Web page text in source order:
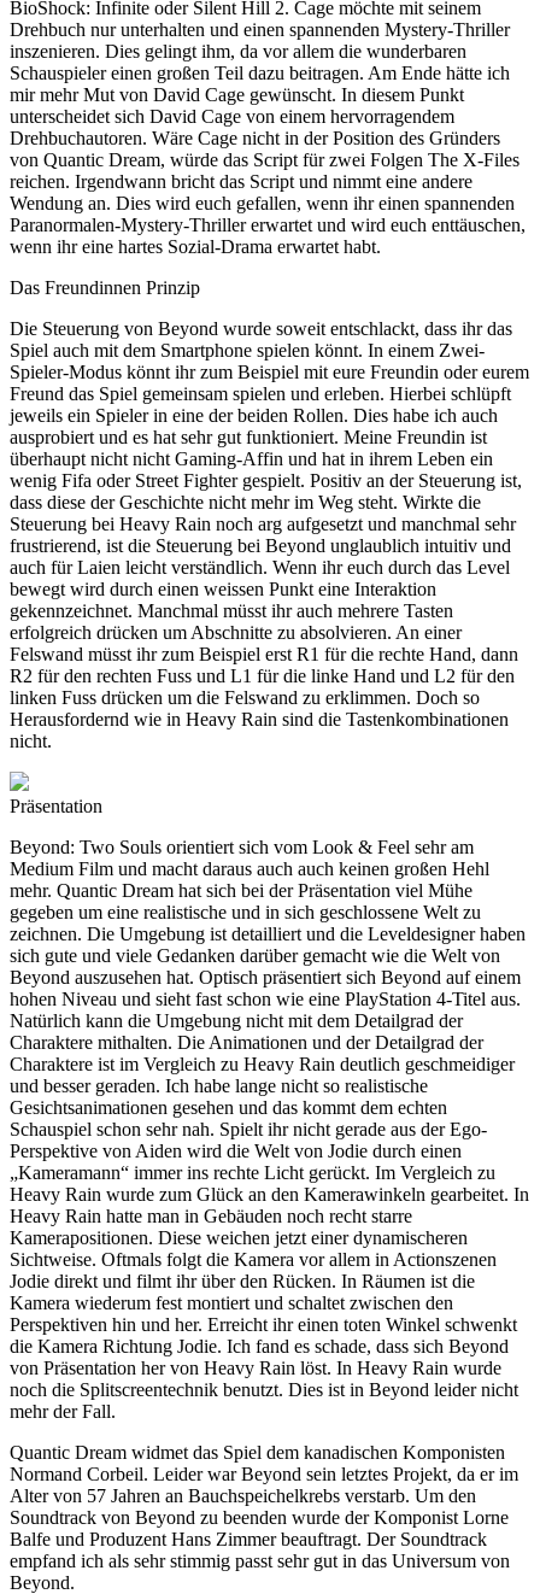
BioShock: Infinite oder Silent Hill 2. Cage möchte mit seinem
Drehbuch nur unterhalten und einen spannenden Mystery-Thriller
inszenieren. Dies gelingt ihm, da vor allem die wunderbaren
Schauspieler einen großen Teil dazu beitragen. Am Ende hätte ich
mir mehr Mut von David Cage gewünscht. In diesem Punkt
unterscheidet sich David Cage von einem hervorragendem
Drehbuchautoren. Wäre Cage nicht in der Position des Gründers
von Quantic Dream, würde das Script für zwei Folgen The X-Files
reichen. Irgendwann bricht das Script und nimmt eine andere
Wendung an. Dies wird euch gefallen, wenn ihr einen spannenden
Paranormalen-Mystery-Thriller erwartet und wird euch enttäuschen,
wenn ihr eine hartes Sozial-Drama erwartet habt.
Das Freundinnen Prinzip
Die Steuerung von Beyond wurde soweit entschlackt, dass ihr das
Spiel auch mit dem Smartphone spielen könnt. In einem Zwei-
Spieler-Modus könnt ihr zum Beispiel mit eure Freundin oder eurem
Freund das Spiel gemeinsam spielen und erleben. Hierbei schlüpft
jeweils ein Spieler in eine der beiden Rollen. Dies habe ich auch
ausprobiert und es hat sehr gut funktioniert. Meine Freundin ist
überhaupt nicht nicht Gaming-Affin und hat in ihrem Leben ein
wenig Fifa oder Street Fighter gespielt. Positiv an der Steuerung ist,
dass diese der Geschichte nicht mehr im Weg steht. Wirkte die
Steuerung bei Heavy Rain noch arg aufgesetzt und manchmal sehr
frustrierend, ist die Steuerung bei Beyond unglaublich intuitiv und
auch für Laien leicht verständlich. Wenn ihr euch durch das Level
bewegt wird durch einen weissen Punkt eine Interaktion
gekennzeichnet. Manchmal müsst ihr auch mehrere Tasten
erfolgreich drücken um Abschnitte zu absolvieren. An einer
Felswand müsst ihr zum Beispiel erst R1 für die rechte Hand, dann
R2 für den rechten Fuss und L1 für die linke Hand und L2 für den
linken Fuss drücken um die Felswand zu erklimmen. Doch so
Herausfordernd wie in Heavy Rain sind die Tastenkombinationen
nicht.
Präsentation
Beyond: Two Souls orientiert sich vom Look & Feel sehr am
Medium Film und macht daraus auch auch keinen großen Hehl
mehr. Quantic Dream hat sich bei der Präsentation viel Mühe
gegeben um eine realistische und in sich geschlossene Welt zu
zeichnen. Die Umgebung ist detailliert und die Leveldesigner haben
sich gute und viele Gedanken darüber gemacht wie die Welt von
Beyond auszusehen hat. Optisch präsentiert sich Beyond auf einem
hohen Niveau und sieht fast schon wie eine PlayStation 4-Titel aus.
Natürlich kann die Umgebung nicht mit dem Detailgrad der
Charaktere mithalten. Die Animationen und der Detailgrad der
Charaktere ist im Vergleich zu Heavy Rain deutlich geschmeidiger
und besser geraden. Ich habe lange nicht so realistische
Gesichtsanimationen gesehen und das kommt dem echten
Schauspiel schon sehr nah. Spielt ihr nicht gerade aus der Ego-
Perspektive von Aiden wird die Welt von Jodie durch einen
„Kameramann“ immer ins rechte Licht gerückt. Im Vergleich zu
Heavy Rain wurde zum Glück an den Kamerawinkeln gearbeitet. In
Heavy Rain hatte man in Gebäuden noch recht starre
Kamerapositionen. Diese weichen jetzt einer dynamischeren
Sichtweise. Oftmals folgt die Kamera vor allem in Actionszenen
Jodie direkt und filmt ihr über den Rücken. In Räumen ist die
Kamera wiederum fest montiert und schaltet zwischen den
Perspektiven hin und her. Erreicht ihr einen toten Winkel schwenkt
die Kamera Richtung Jodie. Ich fand es schade, dass sich Beyond
von Präsentation her von Heavy Rain löst. In Heavy Rain wurde
noch die Splitscreentechnik benutzt. Dies ist in Beyond leider nicht
mehr der Fall.
Quantic Dream widmet das Spiel dem kanadischen Komponisten
Normand Corbeil. Leider war Beyond sein letztes Projekt, da er im
Alter von 57 Jahren an Bauchspeichelkrebs verstarb. Um den
Soundtrack von Beyond zu beenden wurde der Komponist Lorne
Balfe und Produzent Hans Zimmer beauftragt. Der Soundtrack
empfand ich als sehr stimmig passt sehr gut in das Universum von
Beyond.